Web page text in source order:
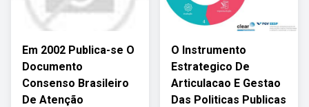
Em 2002 Publica-se O
Documento
Consenso Brasileiro
De Atenção
O Instrumento
Estrategico De
Articulacao E Gestao
Das Politicas Publicas